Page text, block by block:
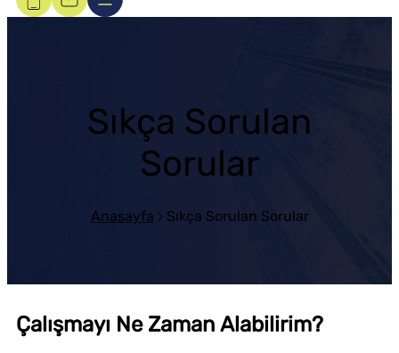
Sıkça Sorulan
Sorular
Anasayfa Sıkça Sorulan Sorular
Çalışmayı Ne Zaman Alabilirim?